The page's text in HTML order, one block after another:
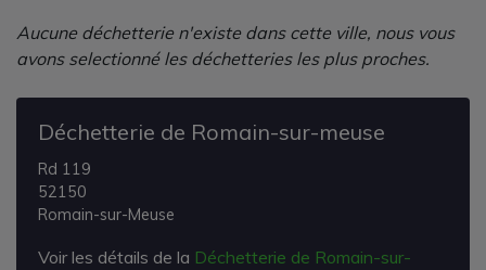
Aucune déchetterie n'existe dans cette ville, nous vous
avons selectionné les déchetteries les plus proches.
Déchetterie de Romain-sur-meuse
Rd 119
52150
Romain-sur-Meuse
Voir les détails de la Déchetterie de Romain-sur-